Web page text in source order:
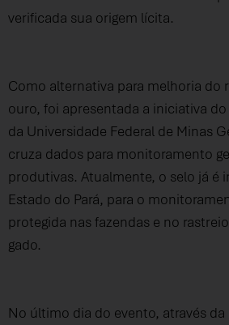
verificada sua origem lícita.
Como alternativa para melhoria do
ouro, foi apresentada a iniciativa do
da Universidade Federal de Minas
cruza dados para monitoramento
produtivas. Atualmente, o selo já é
Estado do Pará, para o
protegida nas fazendas e no
gado.
No último dia do evento, através